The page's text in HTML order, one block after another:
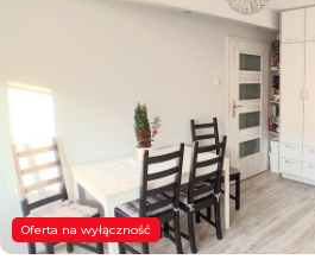
Oferta na wyłączność